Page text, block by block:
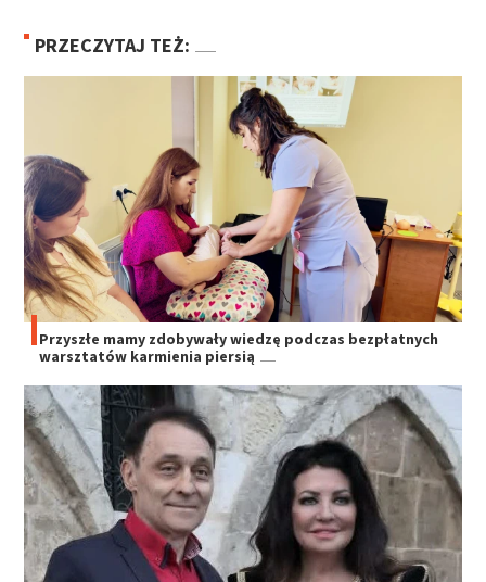
PRZECZYTAJ TEŻ:
Przyszłe mamy zdobywały wiedzę podczas bezpłatnych
warsztatów karmienia piersią